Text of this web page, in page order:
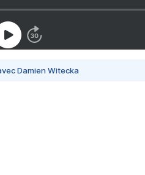
Damien Witecka